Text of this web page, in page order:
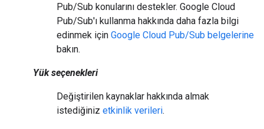
Pub/Sub konularını destekler. Google Cloud
Pub/Sub'ı kullanma hakkında daha fazla bilgi
edinmek için Google Cloud Pub/Sub belgelerine
bakın.
Yük seçenekleri
Değiştirilen kaynaklar hakkında almak
istediğiniz etkinlik verileri.